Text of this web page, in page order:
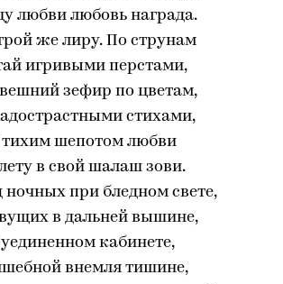
любви любовь награда.
же лиру. По струнам
игривыми перстами,
зефир по цветам,
стихами,
шепотом любви
в свой шалаш зови.
ночных при бледном свете,
в дальней вышине,
кабинете,
внемля тишине,